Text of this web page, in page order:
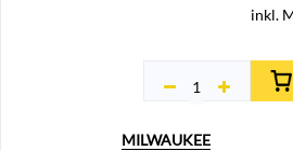
inkl.
MILWAUKEE